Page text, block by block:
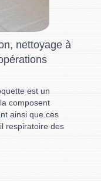
nettoyage à
est un
composent
ainsi que ces
respiratoire des